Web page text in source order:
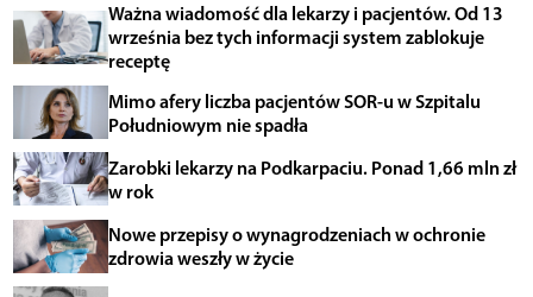
Ważna wiadomość dla lekarzy i pacjentów. Od 13
września bez tych informacji system zablokuje
receptę
Mimo afery liczba pacjentów SOR-u w Szpitalu
Południowym nie spadła
Zarobki lekarzy na Podkarpaciu. Ponad 1,66 mln zł
w rok
Nowe przepisy o wynagrodzeniach w ochronie
zdrowia weszły w życie